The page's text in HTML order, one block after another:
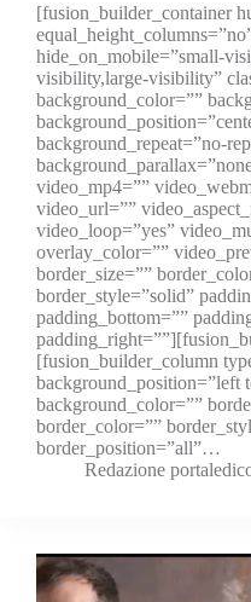
[fusion_builder_container
hide_on_mobile=”small-
visibility,large-visibility”
background_color=””
background_repeat=”no-
video_mp4=””
video_url=””
video_loop=”yes”
overlay_color=””
border_size=””
border_style=”solid”
padding_bottom=””
[fusion_builder_column
background_position=”left
background_color=””
border_color=””
border_position=”all”…
Redazione